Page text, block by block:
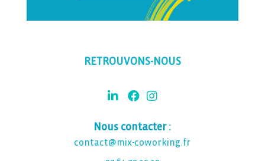
RETROUVONS-NOUS
Nous contacter :
contact@mix-coworking.fr